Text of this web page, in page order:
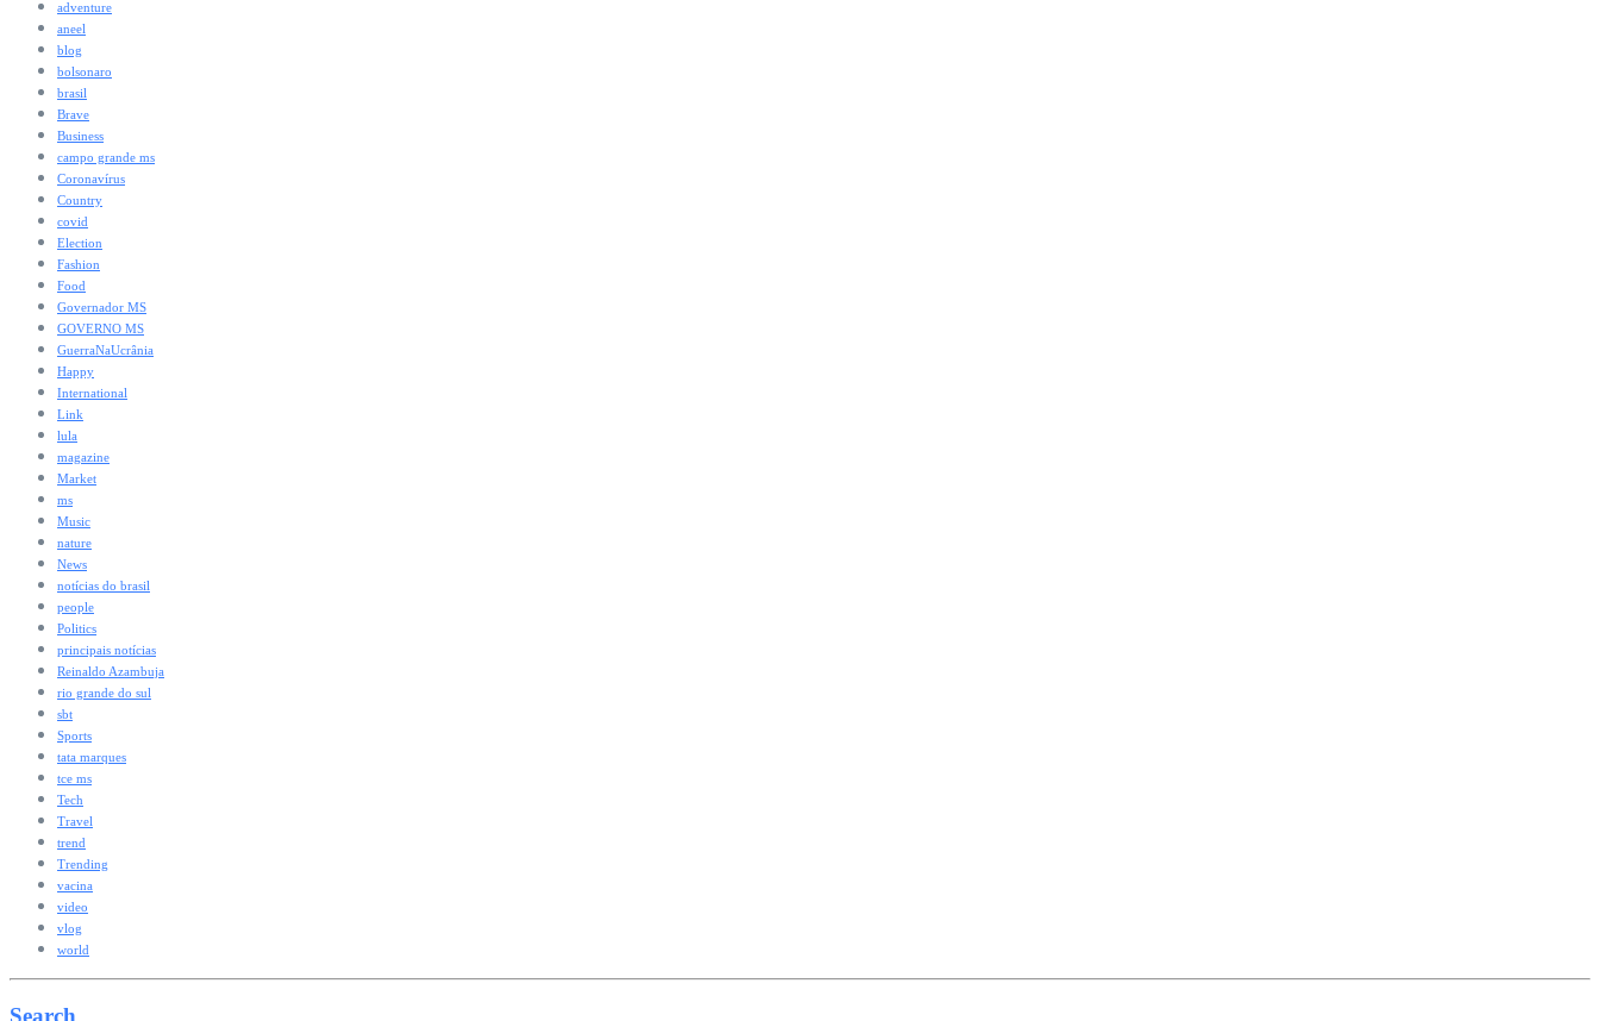
adventure
aneel
blog
bolsonaro
brasil
Brave
Business
campo grande ms
Coronavírus
Country
covid
Election
Fashion
Food
Governador MS
GOVERNO MS
GuerraNaUcrânia
Happy
International
Link
lula
magazine
Market
ms
Music
nature
News
notícias do brasil
people
Politics
principais notícias
Reinaldo Azambuja
rio grande do sul
sbt
Sports
tata marques
tce ms
Tech
Travel
trend
Trending
vacina
video
vlog
world
Search